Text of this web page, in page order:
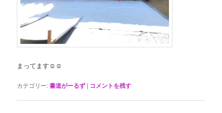
まってます☺️☺️
カテゴリー:書道がーるず | コメントを残す